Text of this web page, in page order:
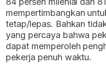
mempertimbangkan
tetap/lepas. Bahkan
yang percaya bahwa
dapat memperoleh
pekerja penuh waktu.